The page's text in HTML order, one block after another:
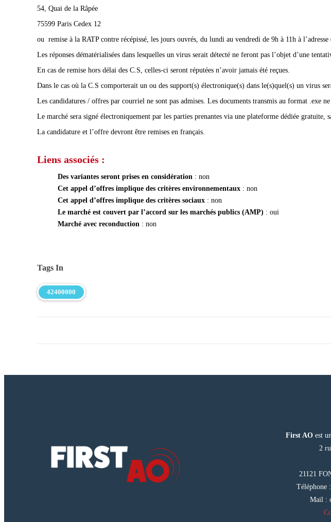
54, Quai de la Râpée
75599 Paris Cedex 12
ou remise à la RATP contre récépissé, les jours ouvrés, du lundi au vendredi de 9h à 11h à l’adresse
Les réponses dématérialisées dans lesquelles un virus serait détecté ne feront pas l’objet d’une
En cas de remise hors délai des C.S, celles-ci seront réputées n’avoir jamais été reçues.
Dans le cas où la C.S comporterait un ou des support(s) électronique(s) dans le(s)quel(s) un virus
Les candidatures / offres par courriel ne sont pas admises. Les documents transmis au format .exe ne
Le marché sera signé électroniquement par les parties prenantes via une plateforme dédiée gratuite,
La candidature et l’offre devront être remises en français.
Liens associés :
Des variantes seront prises en considération : non
Cet appel d’offres implique des critères environnementaux : non
Cet appel d’offres implique des critères sociaux : non
Le marché est couvert par l’accord sur les marchés publics (AMP) : oui
Marché avec reconduction : non
Tags In
42400000
First AO est
2
21121
Téléphone
Mail :